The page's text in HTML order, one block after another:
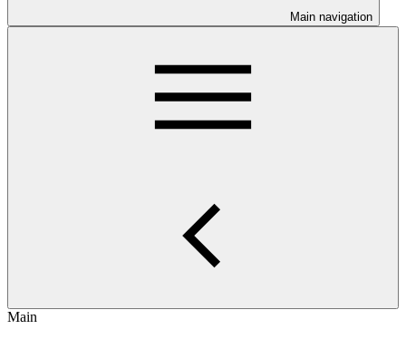
Main navigation
Main